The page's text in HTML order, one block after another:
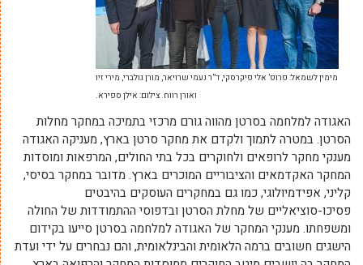
מימין לשמאל: פרופ’ אלי פיקרסקי, ד”ר נעמי שרויאר, מורן גולברי, מירי זיו
ואורן רווח. צילום: אילן ספירא.
האגודה למלחמה בסרטן מהווה גורם מרכזי בתמיכה במחקר מחלות
הסרטן. במטרה לתמוך ולקדם את מחקר סרטן בארץ, מעניקה האגודה
מענקי מחקר לרופאים ולחוקרים בכל בתי החולים, המרפאות ומוסדות
המחקר האקדמאים והציבוריים המוכרים בארץ. מדובר במחקר בסיסי,
קליני, אפידמיולוגי, כמו גם במחקרים העוסקים בהיבטים
פסיכו-סוציאליים של מחלת הסרטן ובדפוסי ההתמודדות של החולה
ומשפחתו. מענקי המחקר של האגודה למלחמה בסרטן סייעו בקידום
הישגים חשובים ברמה הלאומית והבינלאומית, והם נבחרים על ידי ועדת